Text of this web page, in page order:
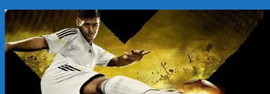
Перейти
к
содержимому